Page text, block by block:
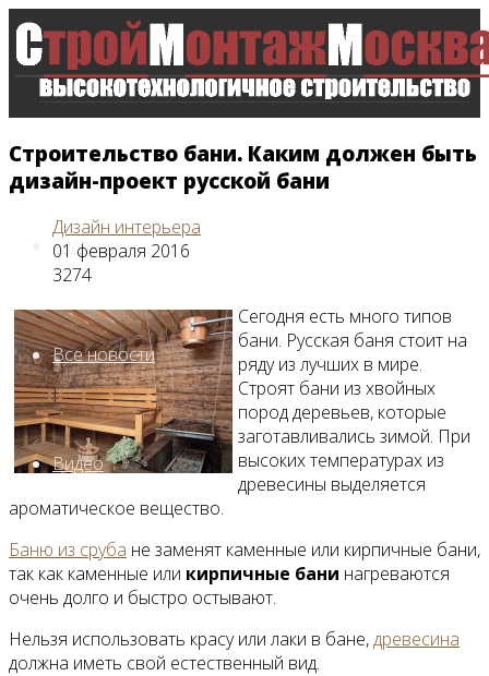
Главная
Все новости
Видео
Строительство бани. Каким должен быть
дизайн-проект русской бани
Дизайн интерьера
01 февраля 2016
3274
Сегодня есть много типов
бани. Русская баня стоит на
ряду из лучших в мире.
Строят бани из хвойных
пород деревьев, которые
заготавливались зимой. При
высоких температурах из
древесины выделяется
ароматическое вещество.
Баню из сруба не заменят каменные или кирпичные бани,
так как каменные или кирпичные бани нагреваются
очень долго и быстро остывают.
Нельзя использовать красу или лаки в бане,древесина
должна иметь свой естественный вид.